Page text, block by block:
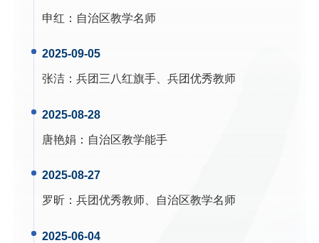
申红 ： 自治区教学名师
2025-09-05
张洁 ：兵团三八红旗手、兵团优秀教师
2025-08-28
唐艳娟 ： 自治区教学能手
2025-08-27
罗昕 ：兵团优秀教师、自治区教学名师
2025-06-04